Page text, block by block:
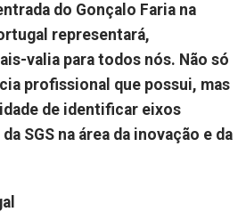
do Gonçalo Faria na
representará,
valia para todos nós. Não só
profissional que possui, mas
de identificar eixos
SGS na área da inovação e da